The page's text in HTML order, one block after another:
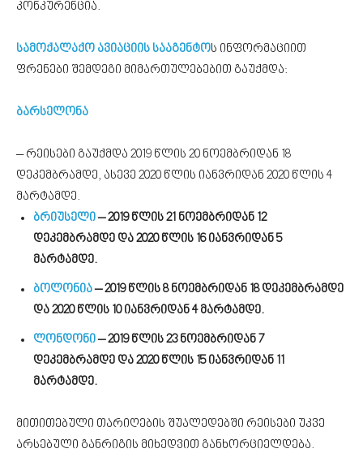
კონკურენცია.
სამოქალაქო ავიაციის სააგენტოს ინფორმაციით
ფრენები შემდეგი მიმართულებებით გაუქმდა:
ბარსელონა
– რეისები გაუქმდა 2019 წლის 20 ნოემბრიდან 18
დეკემბრამდე, ასევე 2020 წლის იანვრიდან 2020 წლის 4
მარტამდე.
ბრიუსელი– 2019 წლის 21 ნოემბრიდან 12
დეკემბრამდე და 2020 წლის 16 იანვრიდან 5
მარტამდე.
ბოლონია– 2019 წლის 8 ნოემბრიდან 18 დეკემბრამდე
და 2020 წლის 10 იანვრიდან 4 მარტამდე.
ლონდონი– 2019 წლის 23 ნოემბრიდან 7
დეკემბრამდე და 2020 წლის 15 იანვრიდან 11
მარტამდე.
მითითებული თარიღების შუალედებში რეისები უკვე
არსებული განრიგის მიხედვით განხორციელდება.